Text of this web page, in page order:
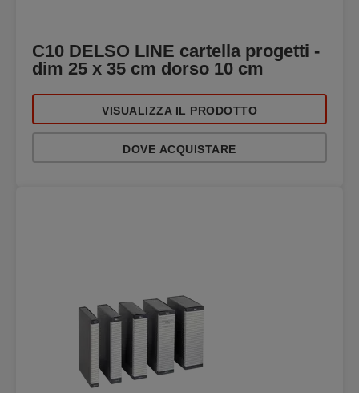
C10 DELSO LINE cartella progetti -
dim 25 x 35 cm dorso 10 cm
VISUALIZZA IL PRODOTTO
DOVE ACQUISTARE